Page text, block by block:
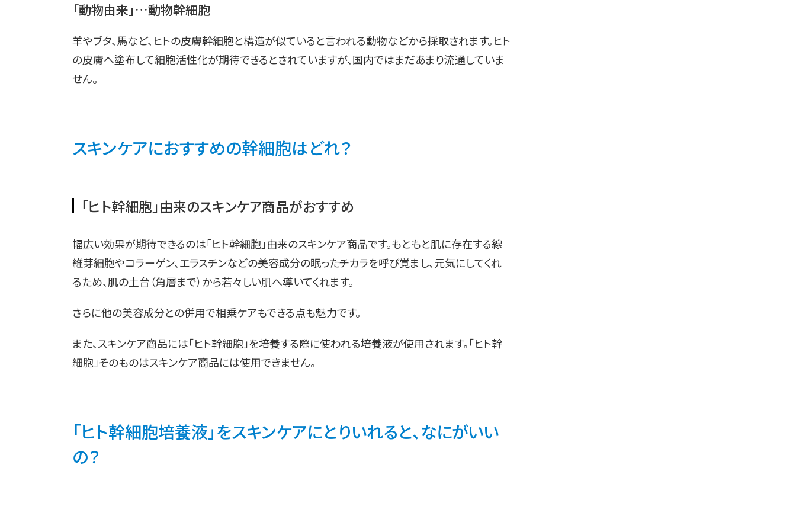
「動物由来」…動物幹細胞
羊やブタ、馬など、ヒトの皮膚幹細胞と構造が似ていると言われる動物などから採取されます。ヒト
の皮膚へ塗布して細胞活性化が期待できるとされていますが、国内ではまだあまり流通していま
せん。
スキンケアにおすすめの幹細胞はどれ？
「ヒト幹細胞」由来のスキンケア商品がおすすめ
幅広い効果が期待できるのは「ヒト幹細胞」由来のスキンケア商品です。もともと肌に存在する線
維芽細胞やコラーゲン、エラスチンなどの美容成分の眠ったチカラを呼び覚まし、元気にしてくれ
るため、肌の土台（角層まで）から若々しい肌へ導いてくれます。
さらに他の美容成分との併用で相乗ケアもできる点も魅力です。
また、スキンケア商品には「ヒト幹細胞」を培養する際に使われる培養液が使用されます。「ヒト幹
細胞」そのものはスキンケア商品には使用できません。
「ヒト幹細胞培養液」をスキンケアにとりいれると、なにがいい
の？